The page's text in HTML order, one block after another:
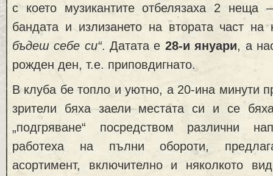
с което музикантите отбелязаха 2 неща
бандата и излизането на втората част на
бъдеш себе си“. Датата е 28-и януари, а
рожден ден, т.е. приповдигнато.
В клуба бе топло и уютно, а 20-ина минути
зрители бяха заели местата си и се
„подгряване“ посредством различни
работеха на пълни обороти,
асортимент, включително и няколкото